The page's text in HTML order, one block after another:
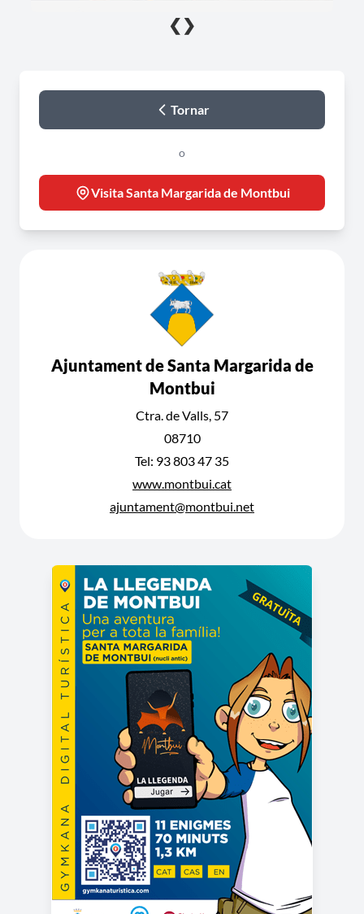
❮ ❯
Tornar
o
Visita Santa Margarida de Montbui
Ajuntament de Santa Margarida de
Montbui
Ctra. de Valls, 57
08710
Tel: 93 803 47 35
www.montbui.cat
ajuntament@montbui.net